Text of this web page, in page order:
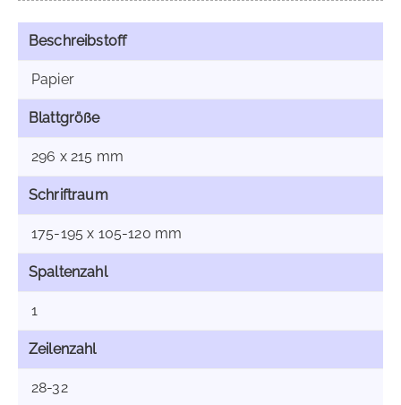
Beschreibstoff
Papier
Blattgröße
296 x 215 mm
Schriftraum
175-195 x 105-120 mm
Spaltenzahl
1
Zeilenzahl
28-32